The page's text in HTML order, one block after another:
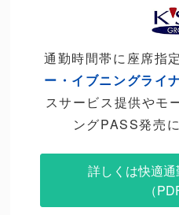
通勤時間帯に座席指
ー・イブニングライ
スサービス提供やモ
ングPASS発売
詳しくは快適
（